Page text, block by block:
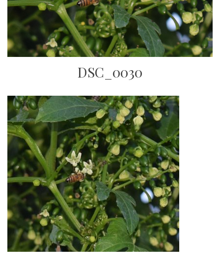
DSC_0030